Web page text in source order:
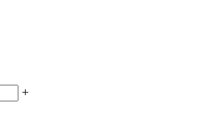
+